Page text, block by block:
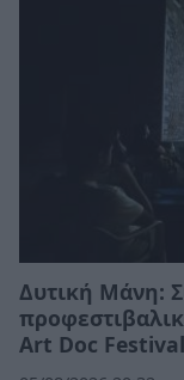
Δυτική Μάνη:
Art Doc Festival